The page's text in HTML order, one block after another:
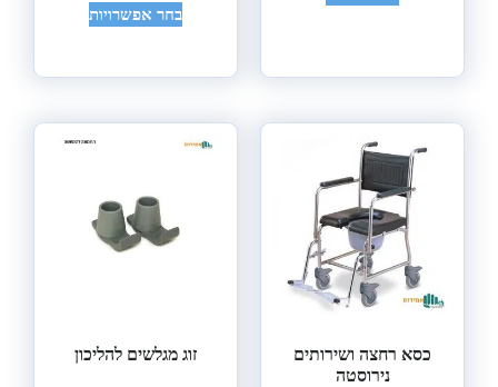
בחר אפשרויות
כסא רחצה ושירותים
נירוסטה
זוג מגלשים להליכון